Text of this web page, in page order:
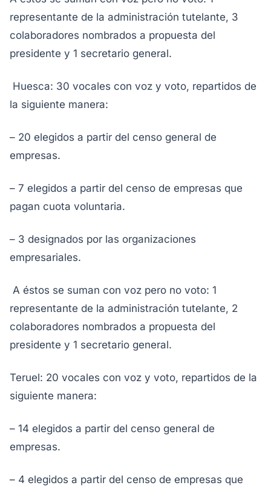
representante de la administración tutelante, 3
colaboradores nombrados a propuesta del
presidente y 1 secretario general.
Huesca: 30 vocales con voz y voto, repartidos de
la siguiente manera:
– 20 elegidos a partir del censo general de
empresas.
– 7 elegidos a partir del censo de empresas que
pagan cuota voluntaria.
– 3 designados por las organizaciones
empresariales.
A éstos se suman con voz pero no voto: 1
representante de la administración tutelante, 2
colaboradores nombrados a propuesta del
presidente y 1 secretario general.
Teruel: 20 vocales con voz y voto, repartidos de la
siguiente manera:
– 14 elegidos a partir del censo general de
empresas.
– 4 elegidos a partir del censo de empresas que